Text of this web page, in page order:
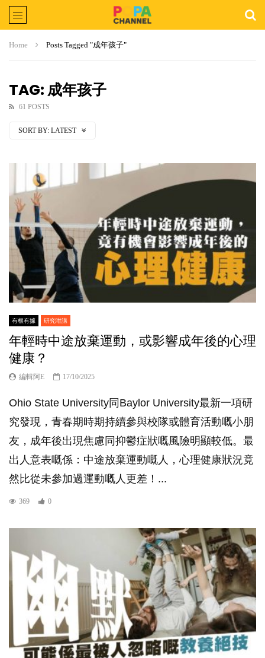
Home Posts Tagged "成年孩子"
TAG: 成年孩子
61 POSTS
SORT BY: LATEST
有根有據 研究咁講
年輕時中途放棄運動，或影響成年後的心理
健康？
編輯阿E 17/10/2025
Ohio State University同Baylor University最新一項研
究發現，青春期時期持續參與校隊或體育活動嘅小朋
友，成年後出現焦慮同抑鬱症狀嘅風險明顯較低。最
出人意表嘅係：中途放棄運動嘅人，心理健康狀況竟
然比從未參加過運動嘅人更差！...
369 0